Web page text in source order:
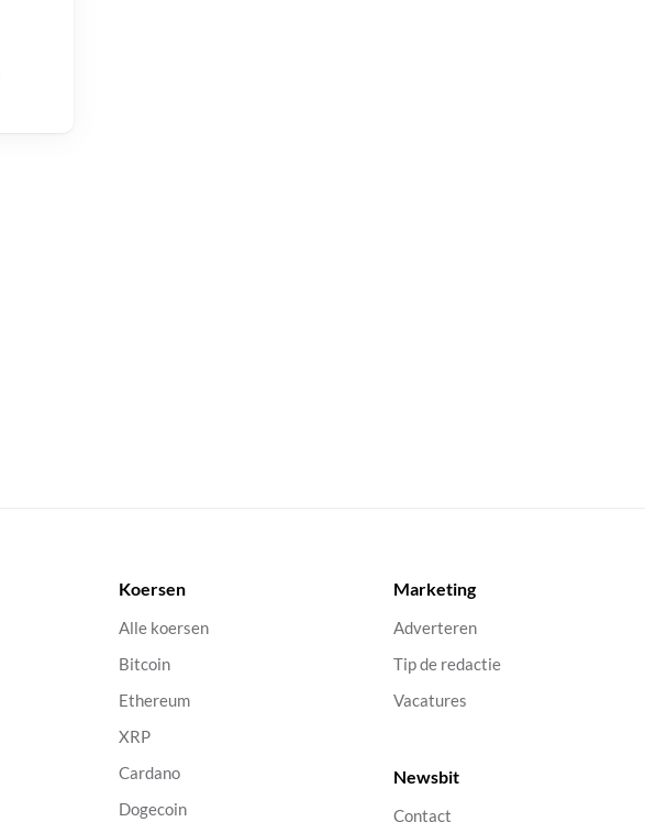
Koersen
Alle koersen
Bitcoin
Ethereum
XRP
Cardano
Dogecoin
Marketing
Adverteren
Tip de redactie
Vacatures
Newsbit
Contact